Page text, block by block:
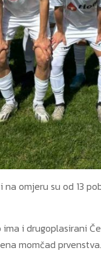
omjeru su od 13
i drugoplasirani
momčad